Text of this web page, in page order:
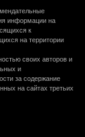
информации на
к
на территории
своих авторов и
и
за содержание
на сайтах третьих